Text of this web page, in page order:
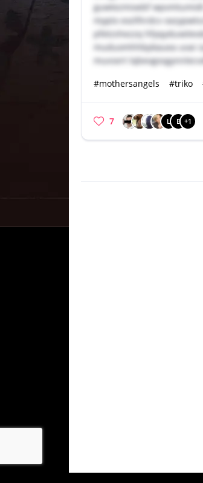
guwtezmixebf
myptx exzllhrdcv
pfetzshezzq
muduomhhbpkauea uvai
muvsert
#mothersangels
#triko
7 L B +1